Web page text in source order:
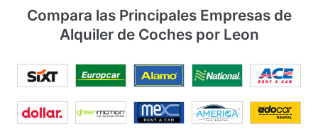
Compara las Principales Empresas de
Alquiler de Coches por Leon